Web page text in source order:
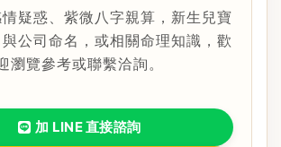
疑惑、紫微八字親算，新生兒寶
公司命名，或相關命理知識，歡
瀏覽參考或聯繫洽詢。
加 LINE 直接諮詢